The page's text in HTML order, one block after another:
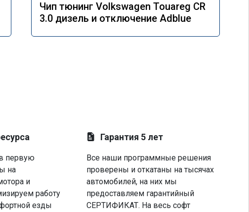
Чип тюнинг Volkswagen Touareg CR
3.0 дизель и отключение Adblue
первую
на
и
работу
езды
Гарантия 5 лет
Все наши программные решения
проверены и откатаны на тысячах
автомобилей, на них мы
предоставляем гарантийный
СЕРТИФИКАТ. На весь софт